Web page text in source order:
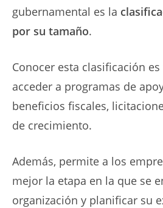
gubernamental es la
por su tamaño.
Conocer esta clasificación
acceder a programas de
beneficios fiscales,
de crecimiento.
Además, permite a los
mejor la etapa en la que se
organización y planificar su